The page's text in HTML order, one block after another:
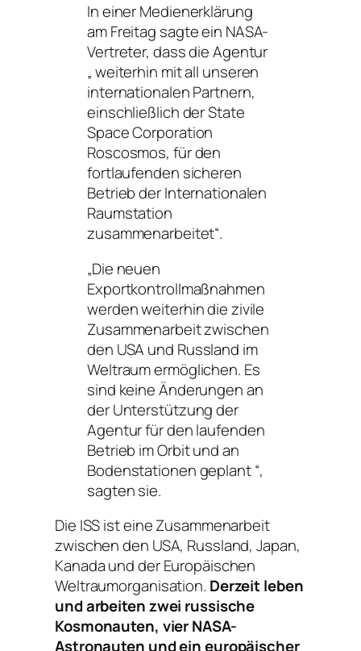
In einer Medienerklärung
am Freitag sagte ein NASA-
Vertreter, dass die Agentur
„weiterhin mit all unseren
internationalen Partnern,
einschließlich der State
Space Corporation
Roscosmos, für den
fortlaufenden sicheren
Betrieb der Internationalen
Raumstation
zusammenarbeitet“.
„Die neuen
Exportkontrollmaßnahmen
werden weiterhin die zivile
Zusammenarbeit zwischen
den USA und Russland im
Weltraum ermöglichen. Es
sind keine Änderungen an
der Unterstützung der
Agentur für den laufenden
Betrieb im Orbit und an
Bodenstationen geplant“,
sagten sie.
Die ISS ist eine Zusammenarbeit
zwischen den USA, Russland, Japan,
Kanada und der Europäischen
Weltraumorganisation. Derzeit leben
und arbeiten zwei russische
Kosmonauten, vier NASA-
Astronauten und ein europäischer